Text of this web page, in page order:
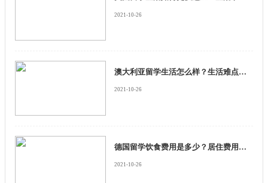
2021-10-26
澳大利亚留学生活怎么样？生活难点是什么？
2021-10-26
德国留学饮食费用是多少？居住费用是多少？
2021-10-26